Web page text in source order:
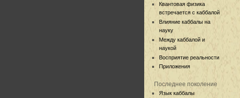
Квантовая физика
встречается с каббалой
Влияние каббалы на
науку
Между каббалой и
наукой
Восприятие реальности
Приложения
Последнее поколение
Язык каббалы